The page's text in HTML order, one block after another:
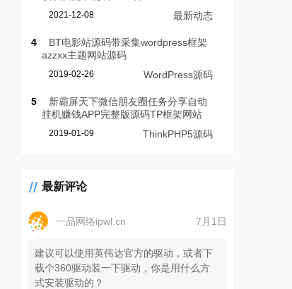
2021-12-08 最新动态
4
BT电影站源码带采集wordpress框架
azzxx主题网站源码
2019-02-26 WordPress源码
5
新霸屏天下微信朋友圈任务分享自动
挂机赚钱APP完整版源码TP框架网站
2019-01-09 ThinkPHP5源码
最新评论
一品网络ipwl.cn 7月1日
建议可以使用英伟达官方的驱动，或者下
载个360驱动装一下驱动，你是用什么方
式安装驱动的？